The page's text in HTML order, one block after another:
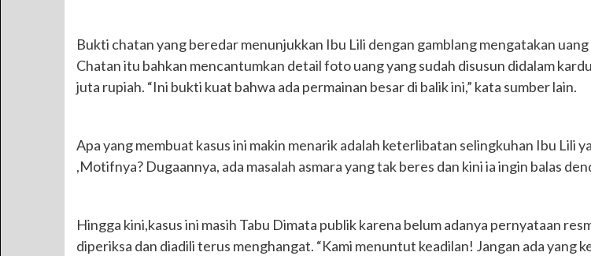
Bukti chatan yang beredar menunjukkan Ibu Lili dengan gamblang mengatakan
Chatan itu bahkan mencantumkan detail foto uang yang sudah disusun didalam
juta rupiah. “Ini bukti kuat bahwa ada permainan besar di balik ini,” kata sumber lain.
Apa yang membuat kasus ini makin menarik adalah keterlibatan selingkuhan Ibu Lili
,Motifnya? Dugaannya, ada masalah asmara yang tak beres dan kini ia ingin balas
Hingga kini,kasus ini masih Tabu Dimata publik karena belum adanya pernyataan
diperiksa dan diadili terus menghangat. “Kami menuntut keadilan! Jangan ada yang